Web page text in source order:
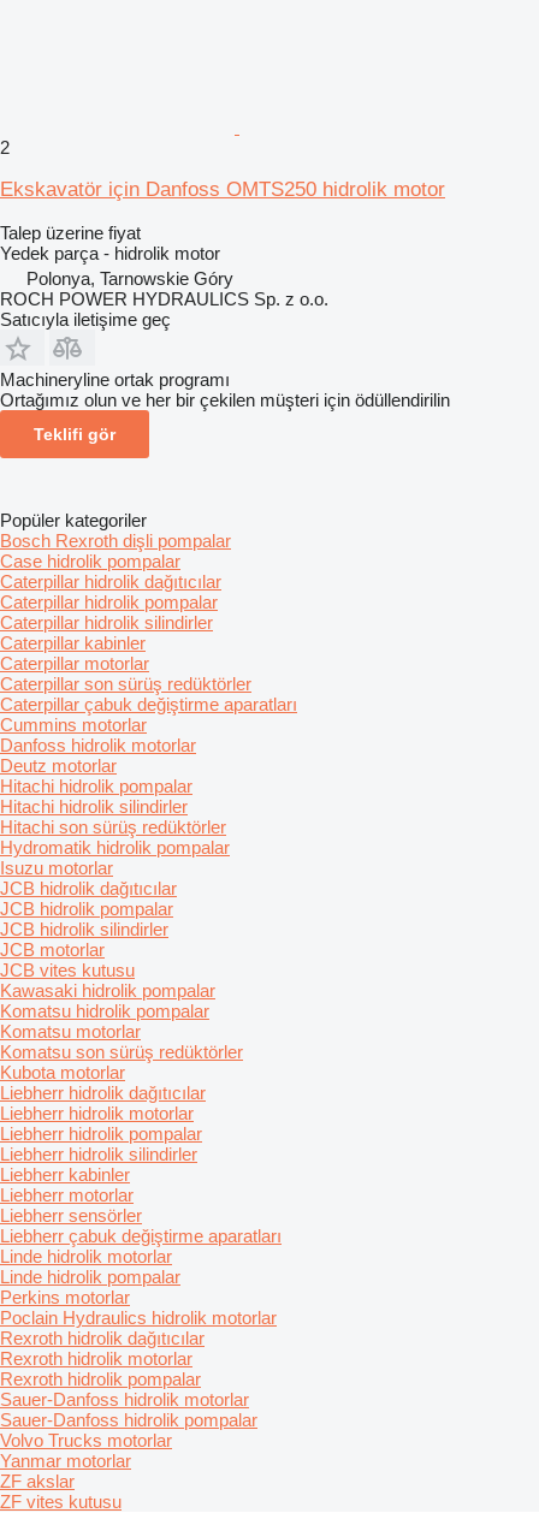
2
Ekskavatör için Danfoss OMTS250 hidrolik motor
Talep üzerine fiyat
Yedek parça - hidrolik motor
Polonya, Tarnowskie Góry
ROCH POWER HYDRAULICS Sp. z o.o.
Satıcıyla iletişime geç
Machineryline ortak programı
Ortağımız olun ve her bir çekilen müşteri için ödüllendirilin
Teklifi gör
Popüler kategoriler
Bosch Rexroth dişli pompalar
Case hidrolik pompalar
Caterpillar hidrolik dağıtıcılar
Caterpillar hidrolik pompalar
Caterpillar hidrolik silindirler
Caterpillar kabinler
Caterpillar motorlar
Caterpillar son sürüş redüktörler
Caterpillar çabuk değiştirme aparatları
Cummins motorlar
Danfoss hidrolik motorlar
Deutz motorlar
Hitachi hidrolik pompalar
Hitachi hidrolik silindirler
Hitachi son sürüş redüktörler
Hydromatik hidrolik pompalar
Isuzu motorlar
JCB hidrolik dağıtıcılar
JCB hidrolik pompalar
JCB hidrolik silindirler
JCB motorlar
JCB vites kutusu
Kawasaki hidrolik pompalar
Komatsu hidrolik pompalar
Komatsu motorlar
Komatsu son sürüş redüktörler
Kubota motorlar
Liebherr hidrolik dağıtıcılar
Liebherr hidrolik motorlar
Liebherr hidrolik pompalar
Liebherr hidrolik silindirler
Liebherr kabinler
Liebherr motorlar
Liebherr sensörler
Liebherr çabuk değiştirme aparatları
Linde hidrolik motorlar
Linde hidrolik pompalar
Perkins motorlar
Poclain Hydraulics hidrolik motorlar
Rexroth hidrolik dağıtıcılar
Rexroth hidrolik motorlar
Rexroth hidrolik pompalar
Sauer-Danfoss hidrolik motorlar
Sauer-Danfoss hidrolik pompalar
Volvo Trucks motorlar
Yanmar motorlar
ZF akslar
ZF vites kutusu